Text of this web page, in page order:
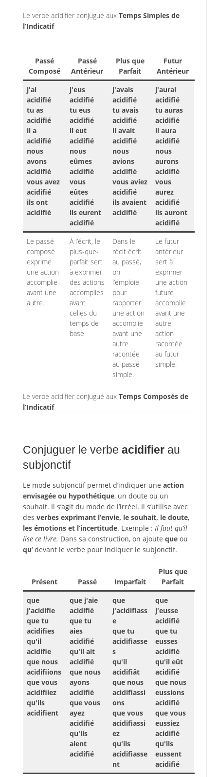
Le verbe acidifier conjugué aux Temps Simples de
l’Indicatif
Passé
Composé
Passé
Antérieur
Plus que
Parfait
Futur
Antérieur
j'ai
acidifié
tu as
acidifié
il a
acidifié
nous
avons
acidifié
vous avez
acidifié
ils ont
acidifié
j'eus
acidifié
tu eus
acidifié
il eut
acidifié
nous
eûmes
acidifié
vous
eûtes
acidifié
ils eurent
acidifié
j'avais
acidifié
tu avais
acidifié
il avait
acidifié
nous
avions
acidifié
vous aviez
acidifié
ils avaient
acidifié
j'aurai
acidifié
tu auras
acidifié
il aura
acidifié
nous
aurons
acidifié
vous
aurez
acidifié
ils auront
acidifié
Le passé
composé
exprime
une action
accomplie
avant une
autre.
À l’écrit, le
plus-que-
parfait sert
à exprimer
des actions
accomplies
avant
celles du
temps de
base.
Dans le
récit écrit
au passé,
on
l’emploie
pour
rapporter
une action
accomplie
avant une
autre
racontée
au passé
simple.
Le futur
antérieur
sert à
exprimer
une action
future
accomplie
avant une
autre
action
racontée
au futur
simple.
Le verbe acidifier conjugué aux Temps Composés de
l’Indicatif
Conjuguer le verbe acidifierau
subjonctif
Le mode subjonctif permet d’indiquer une action
envisagée ou hypothétique, un doute ou un
souhait. Il s’agit du mode de l’irréel. Il s’utilise avec
des verbes exprimant l’envie, le souhait, le doute,
les émotions et l’incertitude. Exemple : Il faut qu’il
lise ce livre. Dans sa construction, on ajoute queou
qu‘ devant le verbe pour indiquer le subjonctif.
Présent Passé Imparfait
Plus que
Parfait
que
j'acidifie
que tu
acidifies
qu'il
acidifie
que nous
acidifiions
que vous
acidifiiez
qu'ils
acidifient
que j'aie
acidifié
que tu
aies
acidifié
qu'il ait
acidifié
que nous
ayons
acidifié
que vous
ayez
acidifié
qu'ils
aient
acidifié
que
j'acidifiass
e
que tu
acidifiasse
s
qu'il
acidifiât
que nous
acidifiassi
ons
que vous
acidifiassi
ez
qu'ils
acidifiasse
nt
que
j'eusse
acidifié
que tu
eusses
acidifié
qu'il eût
acidifié
que nous
eussions
acidifié
que vous
eussiez
acidifié
qu'ils
eussent
acidifié